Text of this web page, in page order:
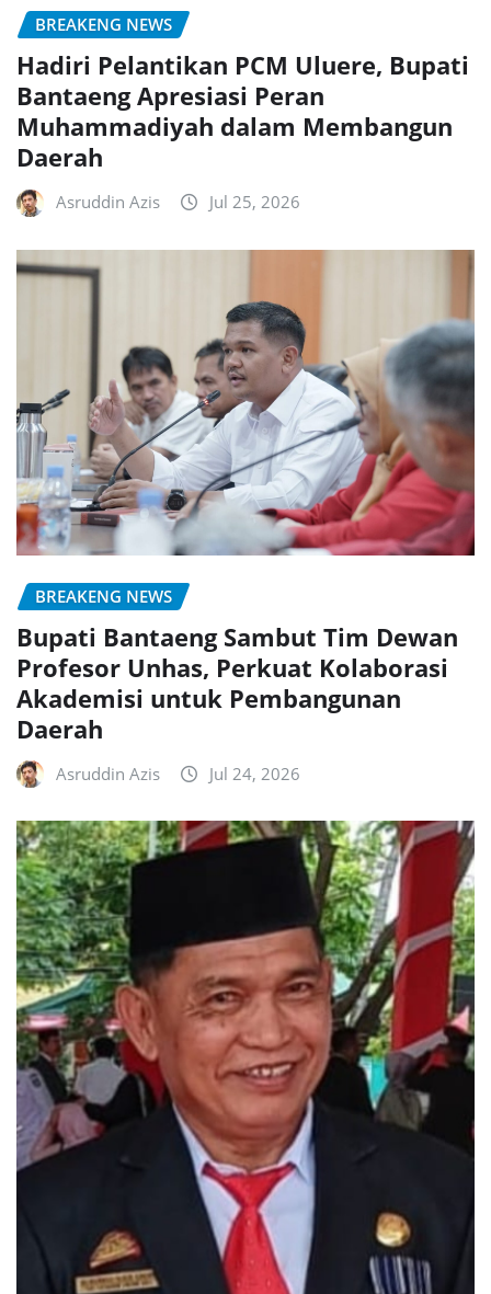
BREAKENG NEWS
Hadiri Pelantikan PCM Uluere, Bupati
Bantaeng Apresiasi Peran
Muhammadiyah dalam Membangun
Daerah
Asruddin Azis Jul 25, 2026
BREAKENG NEWS
Bupati Bantaeng Sambut Tim Dewan
Profesor Unhas, Perkuat Kolaborasi
Akademisi untuk Pembangunan
Daerah
Asruddin Azis Jul 24, 2026